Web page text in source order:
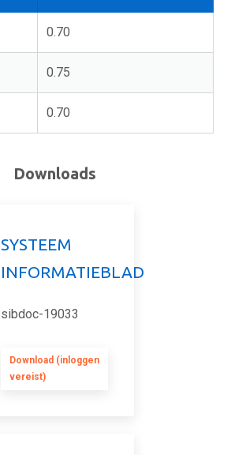
0.70
0.75
0.70
Downloads
SYSTEEM
INFORMATIEBLAD
sibdoc-19033
Download (inloggen
vereist)